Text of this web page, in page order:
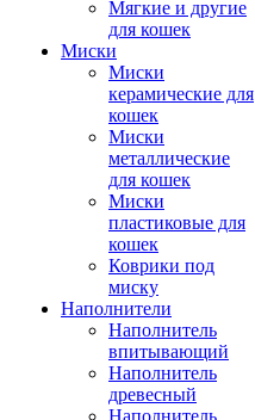
Мягкие и другие
для кошек
Миски
Миски
керамические для
кошек
Миски
металлические
для кошек
Миски
пластиковые для
кошек
Коврики под
миску
Наполнители
Наполнитель
впитывающий
Наполнитель
древесный
Наполнитель